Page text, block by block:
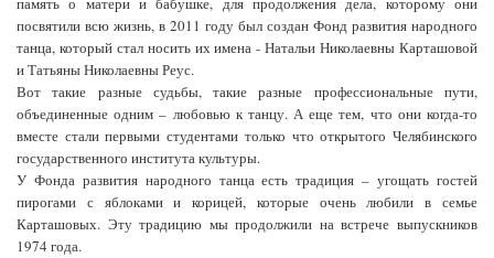
посвятили всю жизнь, в 2011 году был создан Фонд развития народного
танца, который стал носить их имена - Натальи Николаевны Карташовой
и Татьяны Николаевны Реус.
Вот такие разные судьбы, такие разные профессиональные пути,
объединенные одним – любовью к танцу. А еще тем, что они когда-то
вместе стали первыми студентами только что открытого Челябинского
государственного института культуры.
У Фонда развития народного танца есть традиция – угощать гостей
пирогами с яблоками и корицей, которые очень любили в семье
Карташовых. Эту традицию мы продолжили на встрече выпускников
1974 года.